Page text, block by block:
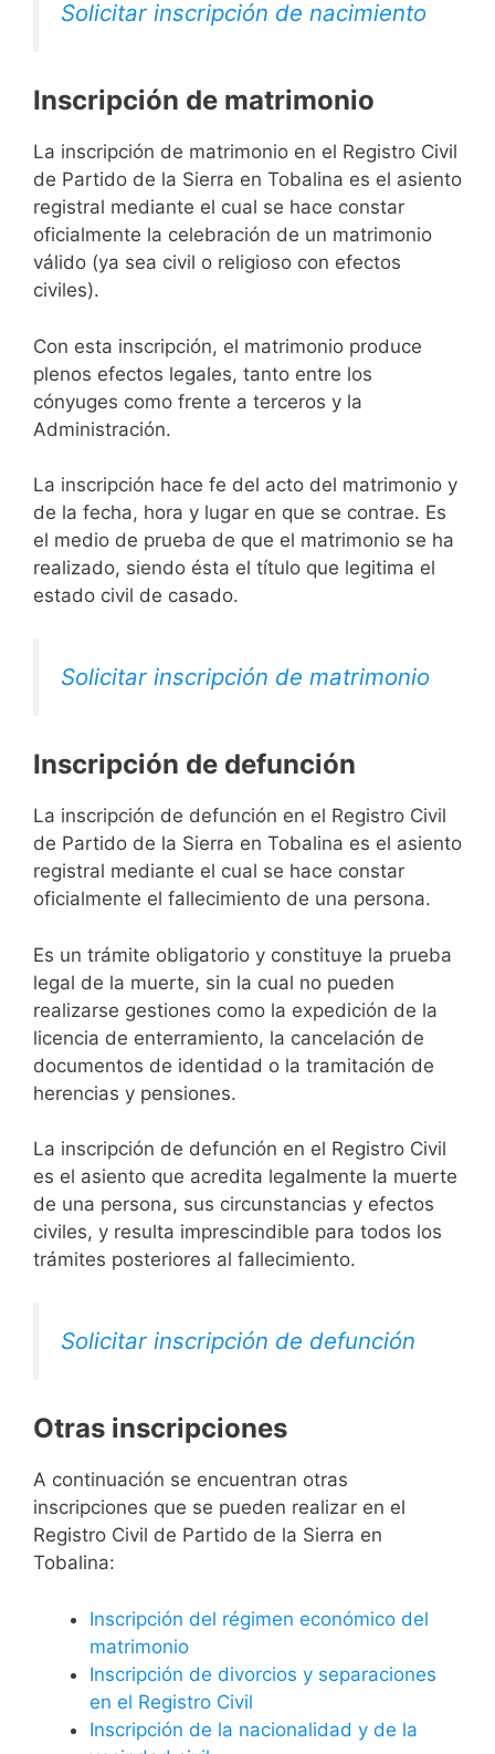
Solicitar inscripción de nacimiento
Inscripción de matrimonio
La inscripción de matrimonio en el Registro Civil
de Partido de la Sierra en Tobalina es el asiento
registral mediante el cual se hace constar
oficialmente la celebración de un matrimonio
válido (ya sea civil o religioso con efectos
civiles).
Con esta inscripción, el matrimonio produce
plenos efectos legales, tanto entre los
cónyuges como frente a terceros y la
Administración.
La inscripción hace fe del acto del matrimonio y
de la fecha, hora y lugar en que se contrae. Es
el medio de prueba de que el matrimonio se ha
realizado, siendo ésta el título que legitima el
estado civil de casado.
Solicitar inscripción de matrimonio
Inscripción de defunción
La inscripción de defunción en el Registro Civil
de Partido de la Sierra en Tobalina es el asiento
registral mediante el cual se hace constar
oficialmente el fallecimiento de una persona.
Es un trámite obligatorio y constituye la prueba
legal de la muerte, sin la cual no pueden
realizarse gestiones como la expedición de la
licencia de enterramiento, la cancelación de
documentos de identidad o la tramitación de
herencias y pensiones.
La inscripción de defunción en el Registro Civil
es el asiento que acredita legalmente la muerte
de una persona, sus circunstancias y efectos
civiles, y resulta imprescindible para todos los
trámites posteriores al fallecimiento.
Solicitar inscripción de defunción
Otras inscripciones
A continuación se encuentran otras
inscripciones que se pueden realizar en el
Registro Civil de Partido de la Sierra en
Tobalina:
Inscripción del régimen económico del
matrimonio
Inscripción de divorcios y separaciones
en el Registro Civil
Inscripción de la nacionalidad y de la